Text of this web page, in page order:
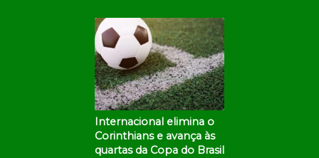
Internacional elimina o
Corinthians e avança às
quartas da Copa do Brasil